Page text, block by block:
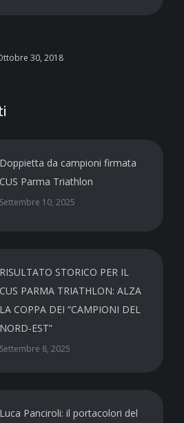
30, 2018
Doppietta da campioni firmata
CUS Parma Triathlon
Settembre 10, 2025
RISULTATO STORICO PER IL
CUS PARMA TRIATHLON: ALZA
LA COPPA DEI “CAMPIONI DEL
NORD-EST”
Settembre 8, 2025
Luca Panciroli: il portacolori del